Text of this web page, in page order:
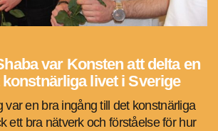
var Konsten att delta en
livet i Sverige
var en bra ingång till det konstnärliga
ett bra nätverk och förståelse för hur